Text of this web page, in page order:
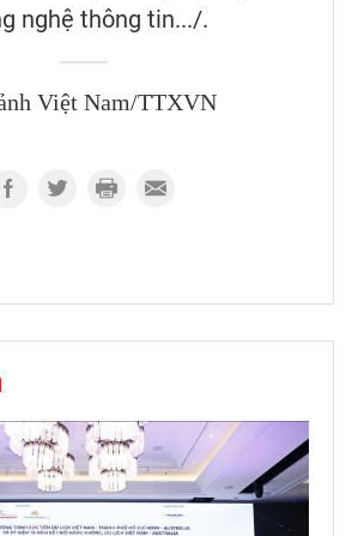
nghệ thông tin.../.
Việt Nam/TTXVN